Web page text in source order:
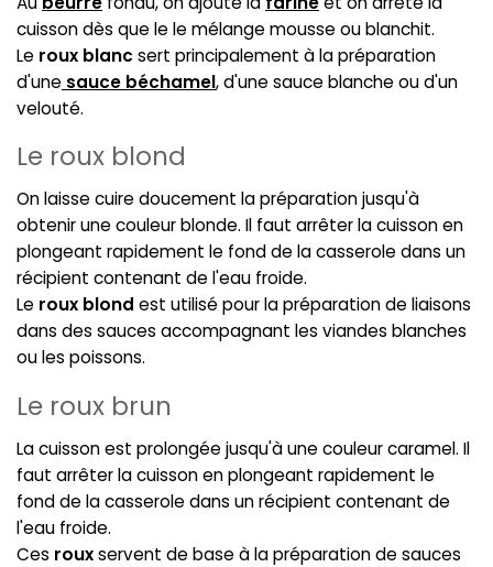
cuisson dès que le le mélange mousse ou blanchit.
Le roux blanc sert principalement à la préparation
d'une sauce béchamel, d'une sauce blanche ou d'un
velouté.
Le roux blond
On laisse cuire doucement la préparation jusqu'à
obtenir une couleur blonde. Il faut arrêter la cuisson en
plongeant rapidement le fond de la casserole dans un
récipient contenant de l'eau froide.
Le roux blond est utilisé pour la préparation de liaisons
dans des sauces accompagnant les viandes blanches
ou les poissons.
Le roux brun
La cuisson est prolongée jusqu'à une couleur caramel. Il
faut arrêter la cuisson en plongeant rapidement le
fond de la casserole dans un récipient contenant de
l'eau froide.
Ces rouxservent de base à la préparation de sauces